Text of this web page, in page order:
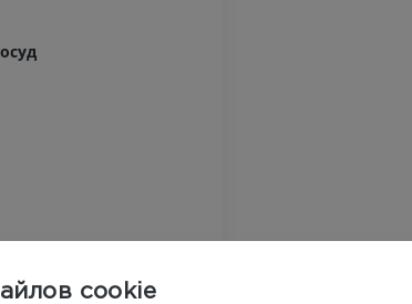
KT
cookie